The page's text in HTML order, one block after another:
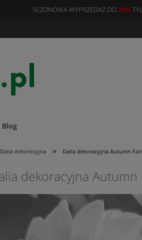
SEZONOWA WYPRZEDAŻ DO 70%
Blog
Dalia dekoracyjna » Dalia dekoracyjna Autumn
dekoracyjna Autumn